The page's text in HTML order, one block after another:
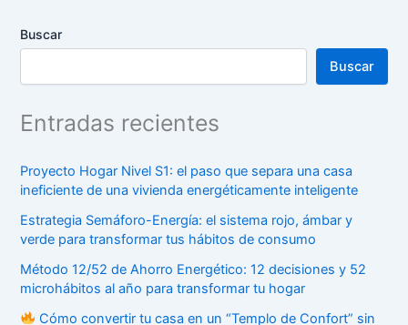
Buscar
Buscar
Entradas recientes
Proyecto Hogar Nivel S1: el paso que separa una casa
ineficiente de una vivienda energéticamente inteligente
Estrategia Semáforo-Energía: el sistema rojo, ámbar y
verde para transformar tus hábitos de consumo
Método 12/52 de Ahorro Energético: 12 decisiones y 52
microhábitos al año para transformar tu hogar
Cómo convertir tu casa en un “Templo de Confort” sin